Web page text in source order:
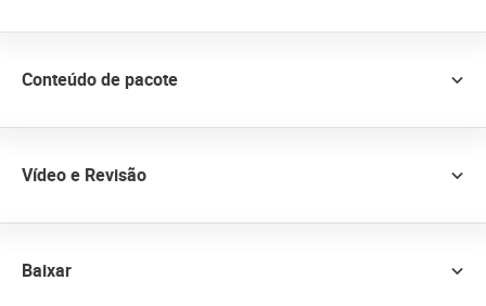
Conteúdo de pacote
Vídeo e Revisão
Baixar